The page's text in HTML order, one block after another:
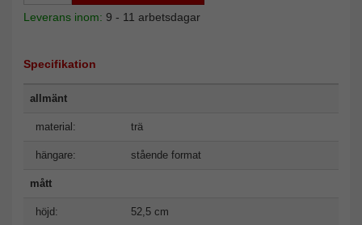
Leverans inom: 9 - 11 arbetsdagar
Specifikation
allmänt
material: trä
hängare: stående format
mått
höjd: 52,5 cm